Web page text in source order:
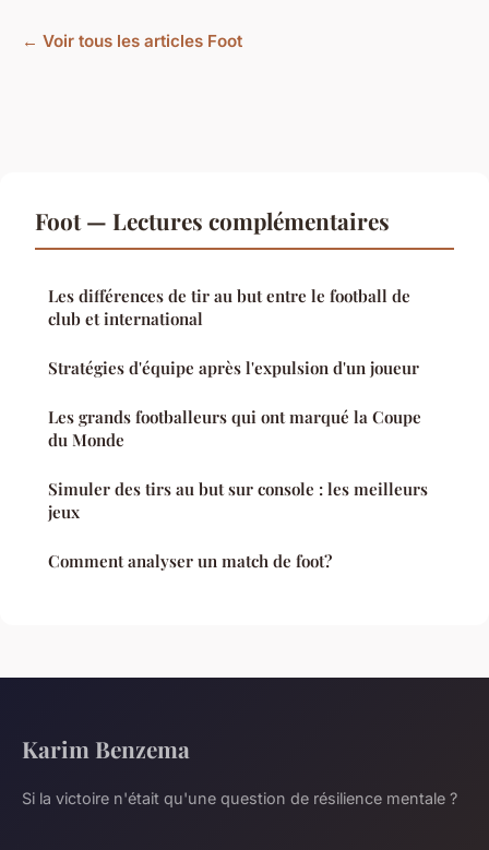
← Voir tous les articles Foot
Foot — Lectures complémentaires
Les différences de tir au but entre le football de
club et international
Stratégies d'équipe après l'expulsion d'un joueur
Les grands footballeurs qui ont marqué la Coupe
du Monde
Simuler des tirs au but sur console : les meilleurs
jeux
Comment analyser un match de foot?
Karim Benzema
Si la victoire n'était qu'une question de résilience mentale ?